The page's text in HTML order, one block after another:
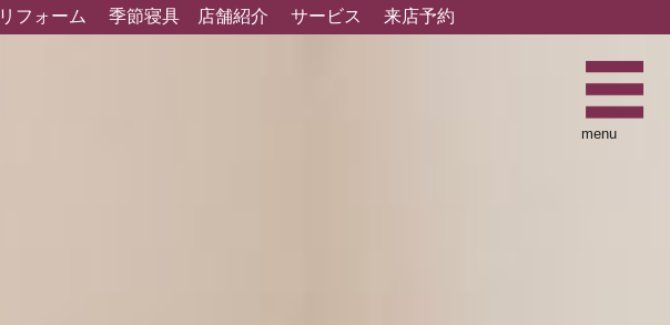
リフォーム 季節寝具 店舗紹介 サービス 来店予約
menu